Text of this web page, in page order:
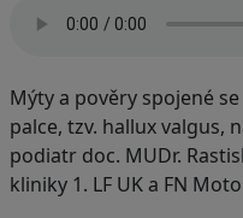
Mýty a pověry spojené
palce, tzv. hallux valgus,
podiatr doc. MUDr.
kliniky 1. LF UK a FN